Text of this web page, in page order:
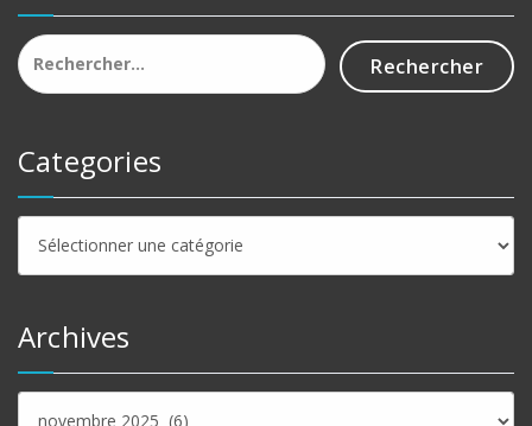
Rechercher :
Categories
Categories
Archives
Archives